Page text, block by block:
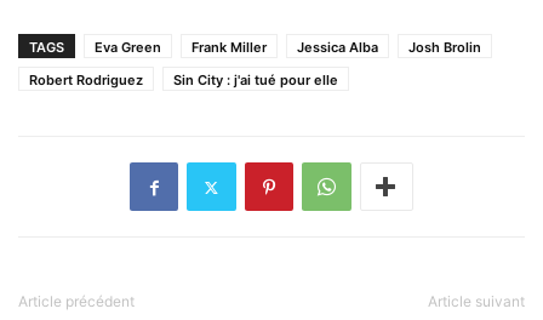
TAGS Eva Green Frank Miller Jessica Alba
Josh Brolin
Robert Rodriguez
Sin City : j'ai tué pour elle
Article précédent Article suivant